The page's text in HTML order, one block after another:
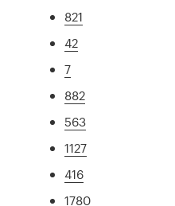
821
42
7
882
563
1127
416
1780